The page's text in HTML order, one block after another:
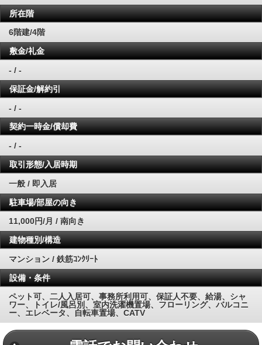
所在階
6階建/4階
敷金/礼金
- / -
保証金/解約引
- / -
契約一時金/償却費
- / -
取引形態/入居時期
一般 / 即入居
駐車場/部屋の向き
11,000円/月 / 南向き
建物種別/構造
マンション / 鉄筋ｺﾝｸﾘｰﾄ
設備・条件
ペット可、二人入居可、事務所利用可、保証人不要、給湯、シャ
ワー、トイレ/風呂別、室内洗濯機置場、フローリング、バルコニ
ー、エレベータ、自転車置場、CATV